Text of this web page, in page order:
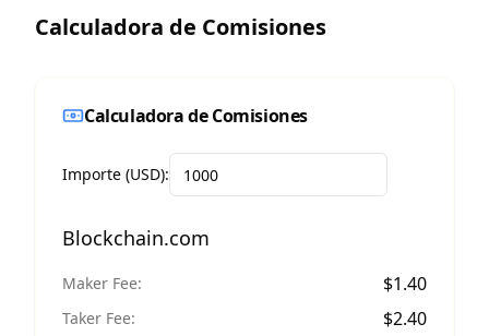
Calculadora de Comisiones
Calculadora de Comisiones
Importe (USD):
Blockchain.com
Maker Fee: $1.40
Taker Fee: $2.40